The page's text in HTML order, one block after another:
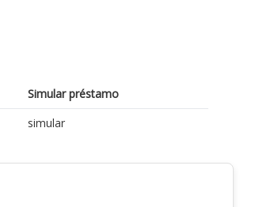
Simular préstamo
simular